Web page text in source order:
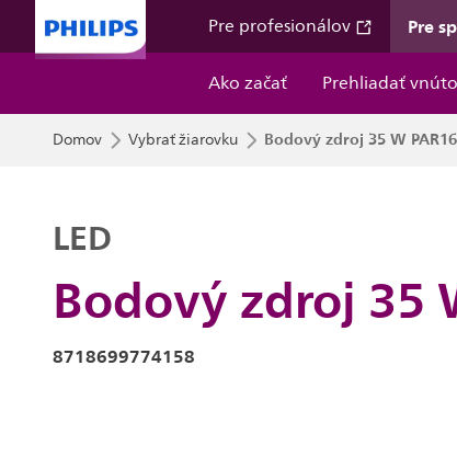
Pre profesionálov Pre
Ako začať
Prehliadať
Domov Vybrať žiarovku Bodový zdroj 35 W
Bodový zdroj 35
LED
8718699774158